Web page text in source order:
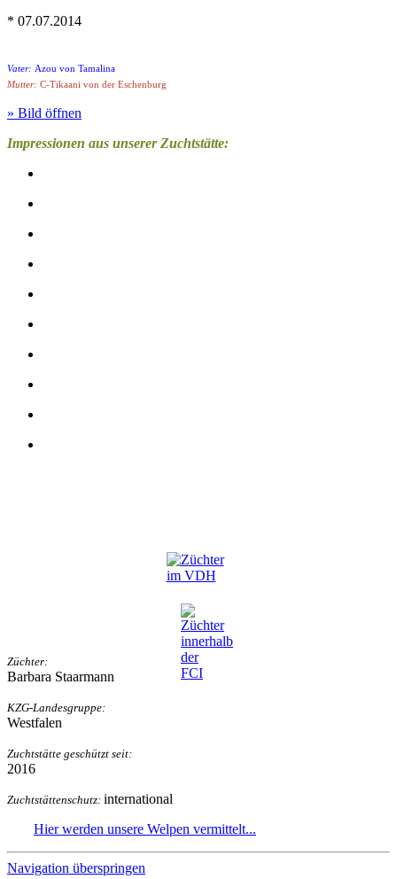
* 07.07.2014
Vater: Azou von Tamalina
Mutter: C-Tikaani von der Eschenburg
» Bild öffnen
Impressionen aus unserer Zuchtstätte:
Züchter:
Barbara Staarmann
KZG-Landesgruppe:
Westfalen
Zuchtstätte geschützt seit:
2016
Zuchtstättenschutz: international
Hierwerden unsere Welpen vermittelt...
Navigation überspringen